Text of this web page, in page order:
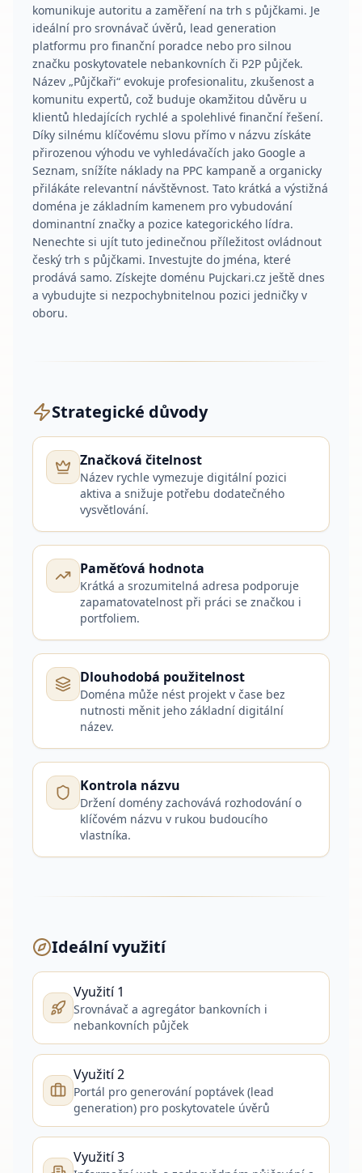
komunikuje autoritu a zaměření na trh s půjčkami. Je
ideální pro srovnávač úvěrů, lead generation
platformu pro finanční poradce nebo pro silnou
značku poskytovatele nebankovních či P2P půjček.
Název „Půjčkaři“ evokuje profesionalitu, zkušenost a
komunitu expertů, což buduje okamžitou důvěru u
klientů hledajících rychlé a spolehlivé finanční řešení.
Díky silnému klíčovému slovu přímo v názvu získáte
přirozenou výhodu ve vyhledávačích jako Google a
Seznam, snížíte náklady na PPC kampaně a organicky
přilákáte relevantní návštěvnost. Tato krátká a výstižná
doména je základním kamenem pro vybudování
dominantní značky a pozice kategorického lídra.
Nenechte si ujít tuto jedinečnou příležitost ovládnout
český trh s půjčkami. Investujte do jména, které
prodává samo. Získejte doménu Pujckari.cz ještě dnes
a vybudujte si nezpochybnitelnou pozici jedničky v
oboru.
Strategické důvody
Značková čitelnost
Název rychle vymezuje digitální pozici
aktiva a snižuje potřebu dodatečného
vysvětlování.
Paměťová hodnota
Krátká a srozumitelná adresa podporuje
zapamatovatelnost při práci se značkou i
portfoliem.
Dlouhodobá použitelnost
Doména může nést projekt v čase bez
nutnosti měnit jeho základní digitální
název.
Kontrola názvu
Držení domény zachovává rozhodování o
klíčovém názvu v rukou budoucího
vlastníka.
Ideální využití
Využití 1
Srovnávač a agregátor bankovních i
nebankovních půjček
Využití 2
Portál pro generování poptávek (lead
generation) pro poskytovatele úvěrů
Využití 3